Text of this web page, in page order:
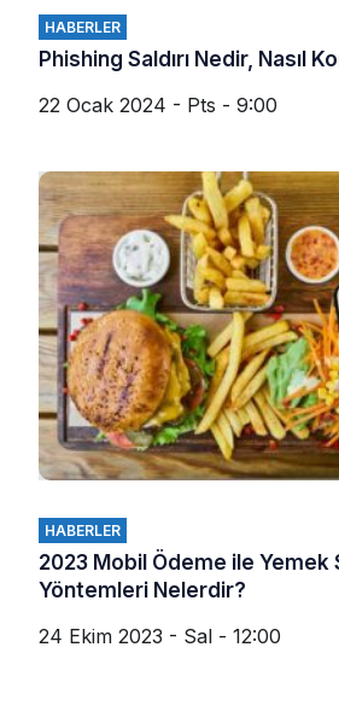
HABERLER
Phishing Saldırı Nedir, Nasıl
22 Ocak 2024 - Pts - 9:00
HABERLER
2023 Mobil Ödeme ile Yemek
Yöntemleri Nelerdir?
24 Ekim 2023 - Sal - 12:00